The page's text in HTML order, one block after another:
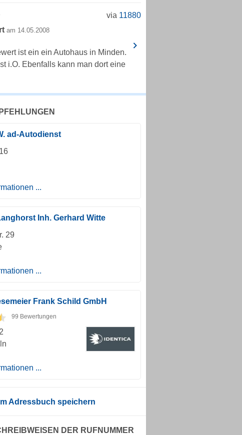
via 11880
am 14.05.2008
ist ein ein Autohaus in Minden.
i.O. Ebenfalls kann man dort eine
ad-Autodienst
...
Inh. Gerhard Witte
29
...
Frank Schild GmbH
99 Bewertungen
...
Adressbuch speichern
DER RUFNUMMER